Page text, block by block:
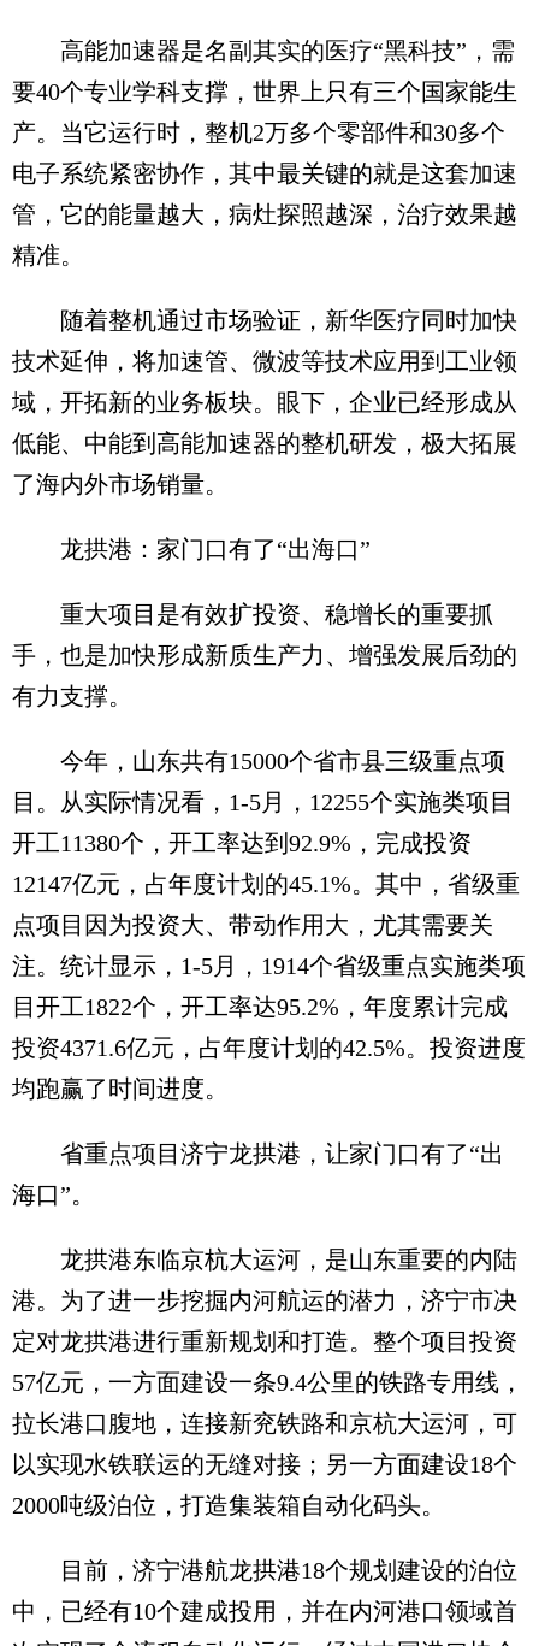
高能加速器是名副其实的医疗“黑科技”，需
要40个专业学科支撑，世界上只有三个国家能生
产。当它运行时，整机2万多个零部件和30多个
电子系统紧密协作，其中最关键的就是这套加速
管，它的能量越大，病灶探照越深，治疗效果越
精准。
随着整机通过市场验证，新华医疗同时加快
技术延伸，将加速管、微波等技术应用到工业领
域，开拓新的业务板块。眼下，企业已经形成从
低能、中能到高能加速器的整机研发，极大拓展
了海内外市场销量。
龙拱港：家门口有了“出海口”
重大项目是有效扩投资、稳增长的重要抓
手，也是加快形成新质生产力、增强发展后劲的
有力支撑。
今年，山东共有15000个省市县三级重点项
目。从实际情况看，1-5月，12255个实施类项目
开工11380个，开工率达到92.9%，完成投资
12147亿元，占年度计划的45.1%。其中，省级重
点项目因为投资大、带动作用大，尤其需要关
注。统计显示，1-5月，1914个省级重点实施类项
目开工1822个，开工率达95.2%，年度累计完成
投资4371.6亿元，占年度计划的42.5%。投资进度
均跑赢了时间进度。
省重点项目济宁龙拱港，让家门口有了“出
海口”。
龙拱港东临京杭大运河，是山东重要的内陆
港。为了进一步挖掘内河航运的潜力，济宁市决
定对龙拱港进行重新规划和打造。整个项目投资
57亿元，一方面建设一条9.4公里的铁路专用线，
拉长港口腹地，连接新兖铁路和京杭大运河，可
以实现水铁联运的无缝对接；另一方面建设18个
2000吨级泊位，打造集装箱自动化码头。
目前，济宁港航龙拱港18个规划建设的泊位
中，已经有10个建成投用，并在内河港口领域首